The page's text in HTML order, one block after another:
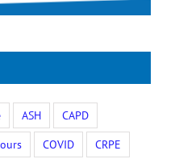
ASH
CAPD
COVID
CRPE